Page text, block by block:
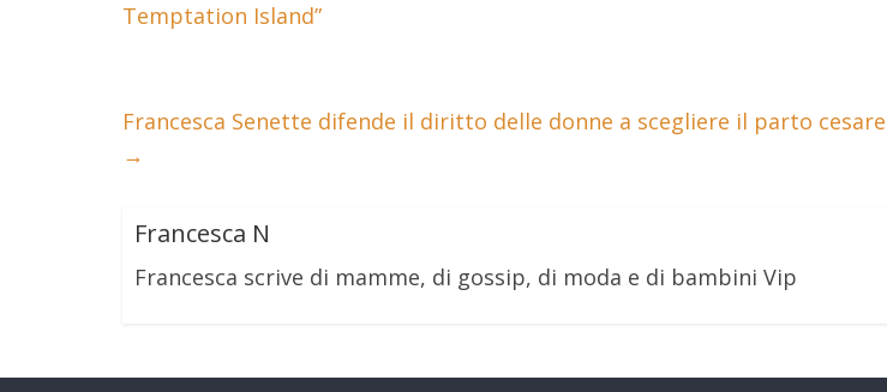
Temptation Island”
Francesca Senette difende il diritto delle donne a scegliere il parto
→
Francesca N
Francesca scrive di mamme, di gossip, di moda e di bambini Vip